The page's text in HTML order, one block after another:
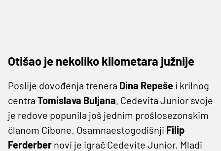
Otišao je nekoliko kilometara južnije
Poslije dovođenja trenera Dina Repeše i krilnog
centra Tomislava Buljana, Cedevita Junior svoje
je redove popunila još jednim prošlosezonskim
članom Cibone. Osamnaestogodišnji Filip
Ferderber novi je igrač Cedevite Junior. Mladi